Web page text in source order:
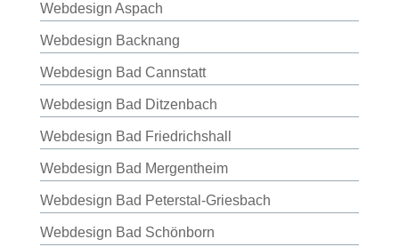
Webdesign Aspach
Webdesign Backnang
Webdesign Bad Cannstatt
Webdesign Bad Ditzenbach
Webdesign Bad Friedrichshall
Webdesign Bad Mergentheim
Webdesign Bad Peterstal-Griesbach
Webdesign Bad Schönborn